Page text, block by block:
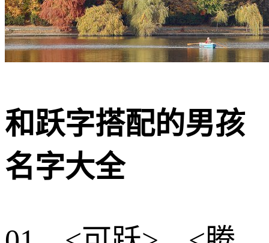
和跃字搭配的男孩
名字大全